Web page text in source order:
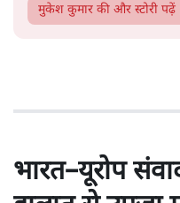
मुकेश कुमार की और स्टोरी पढ़ें
भारत–यूरोप